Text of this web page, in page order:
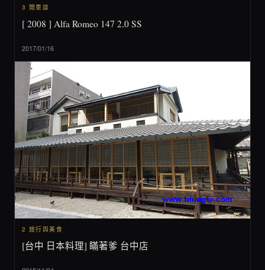
3 閒車談
[ 2008 ] Alfa Romeo 147 2.0 SS
2017/01/16
2 旅行與美食
[台中 日本料理] 瞞著爹 台中店